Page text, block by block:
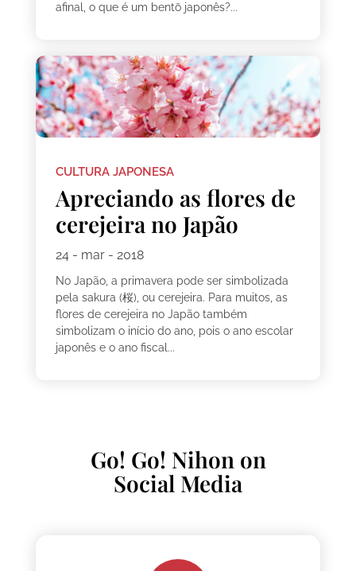
afinal, o que é um bentō japonês?...
CULTURA JAPONESA
Apreciando as flores de
cerejeira no Japão
24 - mar - 2018
No Japão, a primavera pode ser simbolizada
pela sakura (桜), ou cerejeira. Para muitos, as
flores de cerejeira no Japão também
simbolizam o início do ano, pois o ano escolar
japonês e o ano fiscal...
Go! Go! Nihon on
Social Media